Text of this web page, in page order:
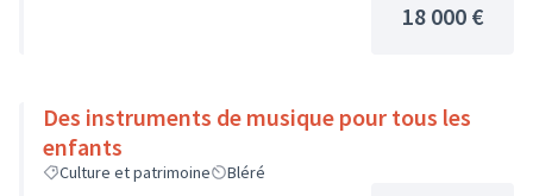
18 000 €
Des instruments de musique pour tous les
enfants
Culture et patrimoine Bléré